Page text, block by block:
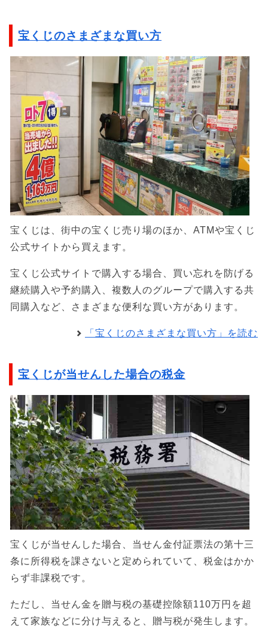
宝くじのさまざまな買い方
宝くじは、街中の宝くじ売り場のほか、ATMや宝くじ
公式サイトから買えます。
宝くじ公式サイトで購入する場合、買い忘れを防げる
継続購入や予約購入、複数人のグループで購入する共
同購入など、さまざまな便利な買い方があります。
「宝くじのさまざまな買い方」を読む
宝くじが当せんした場合の税金
宝くじが当せんした場合、当せん金付証票法の第十三
条に所得税を課さないと定められていて、税金はかか
らず非課税です。
ただし、当せん金を贈与税の基礎控除額110万円を超
えて家族などに分け与えると、贈与税が発生します。